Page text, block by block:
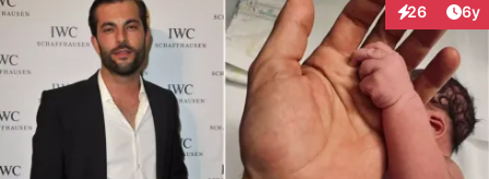
26
Interaktionen
6y